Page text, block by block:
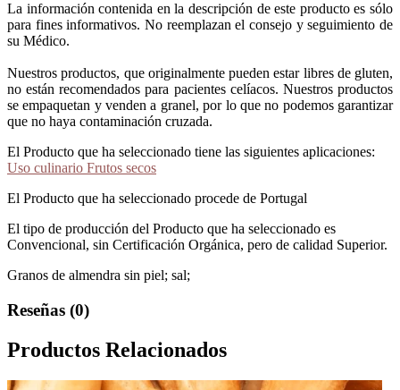
La información contenida en la descripción de este producto es sólo
para fines informativos. No reemplazan el consejo y seguimiento de
su Médico.
Nuestros productos, que originalmente pueden estar libres de gluten,
no están recomendados para pacientes celíacos. Nuestros productos
se empaquetan y venden a granel, por lo que no podemos garantizar
que no haya contaminación cruzada.
El Producto que ha seleccionado tiene las siguientes aplicaciones:
Uso culinario Frutos secos
El Producto que ha seleccionado procede de Portugal
El tipo de producción del Producto que ha seleccionado es
Convencional, sin Certificación Orgánica, pero de calidad Superior.
Granos de almendra sin piel; sal;
Reseñas (0)
Productos Relacionados